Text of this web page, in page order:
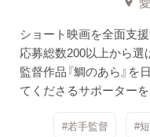
ショート映画を全面支
応募総数200以上から選
監督作品『鯛のあら』を
てくださるサポーターを
#若手監督 #